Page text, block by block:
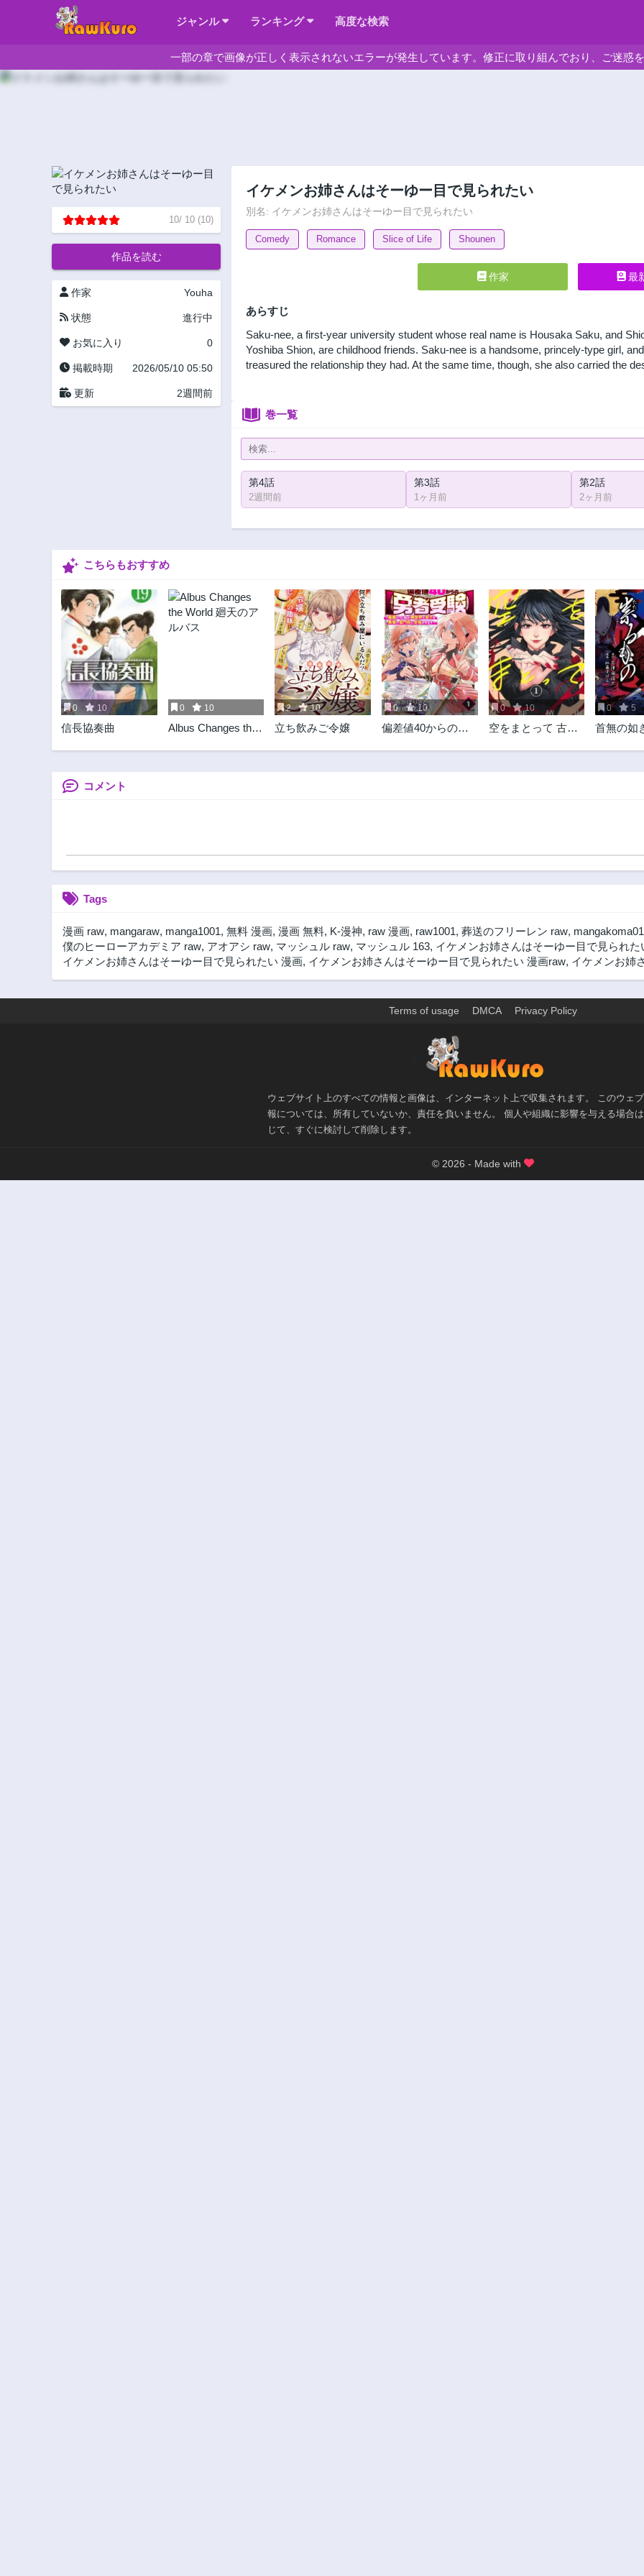
ジャンル ランキング 高度な検索
一部の章で画像が正しく表示されないエラーが発生しています。修正に取り組んでおり、ご迷惑
10/ 10 (10)
作品を読む
作家 Youha
状態 進行中
お気に入り 0
掲載時期 2026/05/10 05:50
更新 2週間前
イケメンお姉さんはそーゆー目で見られたい
別名: イケメンお姉さんはそーゆー目で見られたい
Comedy Romance Slice of Life Shounen
作家 最
あらすじ
Saku-nee, a first-year university student whose real name is Housaka Saku, and
Yoshiba Shion, are childhood friends. Saku-nee is a handsome, princely-type girl,
treasured the relationship they had. At the same time, though, she also carried the
巻一覧
第4話
2週間前
第3話
1ヶ月前
第2話
2ヶ月前
こちらもおすすめ
0 10
信長協奏曲
0 10
Albus Changes the
2 10
立ち飲みご令嬢
0 10
偏差値40からの
界で息子を勇者の
0 10
空をまとって 古味
0 5
首無の如
コメント
Tags
漫画 raw, mangaraw, manga1001, 無料 漫画, 漫画 無料, K-漫神, raw 漫画, raw1001, 葬送のフリーレン raw, mangakoma01
僕のヒーローアカデミア raw, アオアシ raw, マッシュル raw, マッシュル 163, イケメンお姉さんはそーゆー目で見られた
イケメンお姉さんはそーゆー目で見られたい 漫画, イケメンお姉さんはそーゆー目で見られたい 漫画raw, イケメンお姉
Terms of usage DMCA Privacy Policy
ウェブサイト上のすべての情報と画像は、インターネット上で収集されます。 このウェ
報については、所有していないか、責任を負いません。 個人や組織に影響を与える場合
じて、すぐに検討して削除します。
© 2026 - Made with